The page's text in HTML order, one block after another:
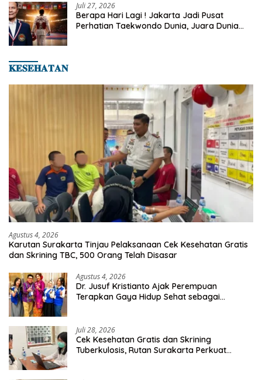
Juli 27, 2026
Berapa Hari Lagi ! Jakarta Jadi Pusat
Perhatian Taekwondo Dunia, Juara Dunia
𝐊𝐄𝐒𝐄𝐇𝐀𝐓𝐀𝐍
Agustus 4, 2026
Karutan Surakarta Tinjau Pelaksanaan Cek Kesehatan Gratis
dan Skrining TBC, 500 Orang Telah Disasar
Agustus 4, 2026
Dr. Jusuf Kristianto Ajak Perempuan
Terapkan Gaya Hidup Sehat sebagai
Juli 28, 2026
Cek Kesehatan Gratis dan Skrining
Tuberkulosis, Rutan Surakarta Perkuat